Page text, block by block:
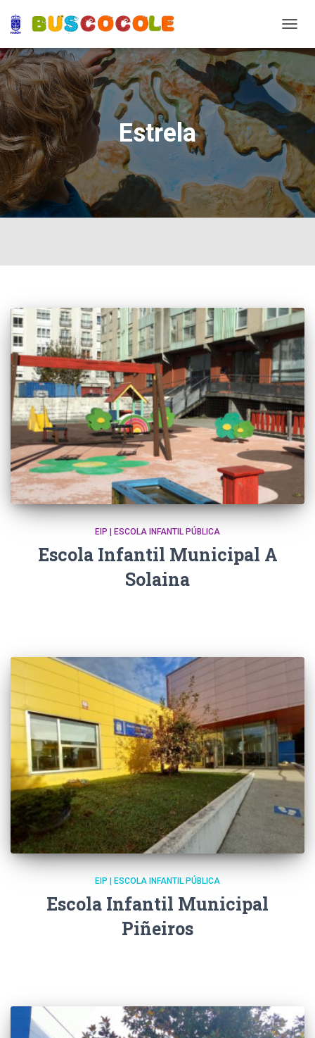
Estrela
EIP | ESCOLA INFANTIL PÚBLICA
Escola Infantil Municipal A
Solaina
EIP | ESCOLA INFANTIL PÚBLICA
Escola Infantil Municipal
Piñeiros